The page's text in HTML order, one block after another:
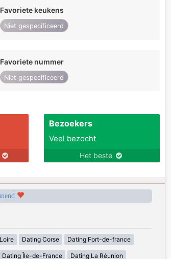
Favoriete keukens
Niet gespecificeerd
Favoriete nummer
Niet gespecificeerd
Bezoekers
Veel bezocht
Het beste
Dating Corse Dating Fort-de-france
Dating Île-de-France Dating La Réunion